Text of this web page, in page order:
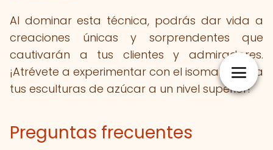
Al dominar esta técnica, podrás dar vida a
creaciones únicas y sorprendentes que
cautivarán a tus clientes y admiradores.
¡Atrévete a experimentar con el isomalt y lleva
tus esculturas de azúcar a un nivel superior!
Preguntas frecuentes